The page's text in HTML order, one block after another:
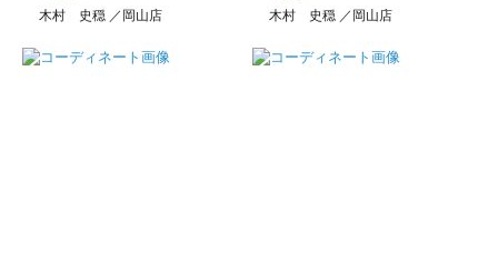
木村 史穏 岡山店 木村 史穏 岡山店